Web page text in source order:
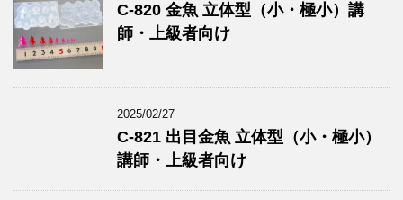
C-820 金魚 立体型（小・極小）講
師・上級者向け
2025/02/27
C-821 出目金魚 立体型（小・極小）
講師・上級者向け